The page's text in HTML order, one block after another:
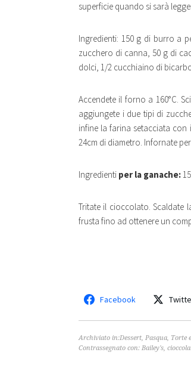
superficie quando si sarà
Ingredienti: 150 g di burro a
zucchero di canna, 50 g di
dolci, 1/2 cucchiaino di
Accendete il forno a 160°C.
aggiungete i due tipi di
infine la farina setacciata
24cm di diametro. Infornate
Ingredienti per la ganache:
Tritate il cioccolato. Scaldate
frusta fino ad ottenere un
Facebook
Archiviato in:Dessert, Pasqua, Torte
Contrassegnato con: Bailey's,